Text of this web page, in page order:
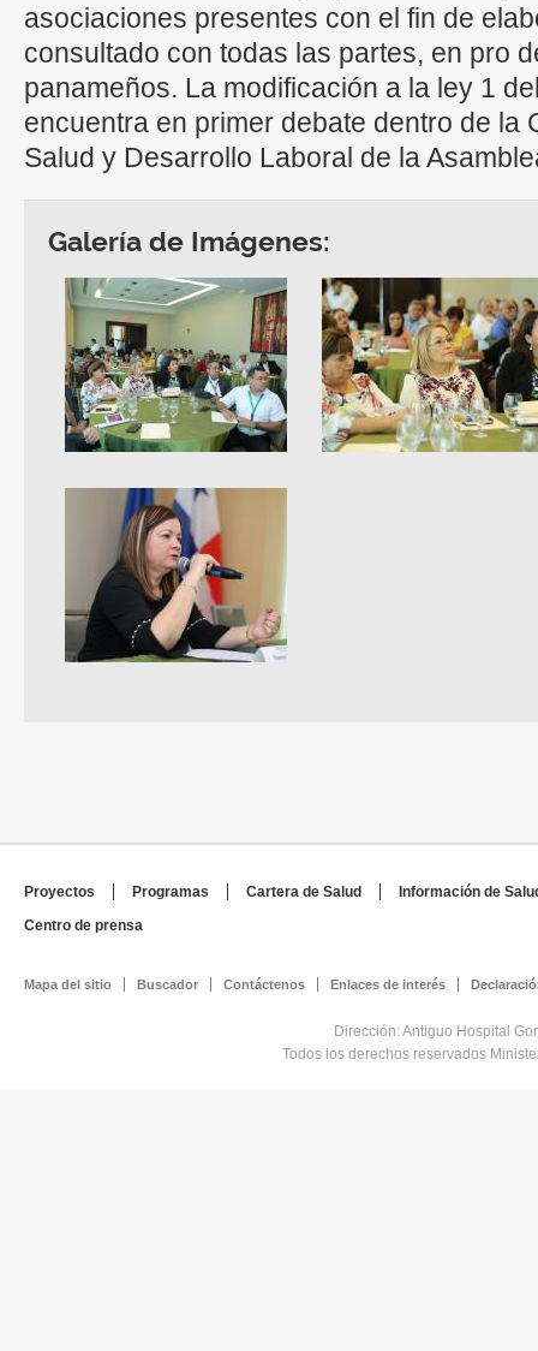
asociaciones presentes con el fin de
consultado con todas las partes, en pro
panameños. La modificación a la ley 1
encuentra en primer debate dentro de la
Salud y Desarrollo Laboral de la
Galería de Imágenes:
Proyectos Programas Cartera de Salud
Información de
Centro de prensa
Mapa del sitio Buscador Contáctenos Enlaces de interés
Dirección: Antiguo Hospital
Todos los derechos reservados